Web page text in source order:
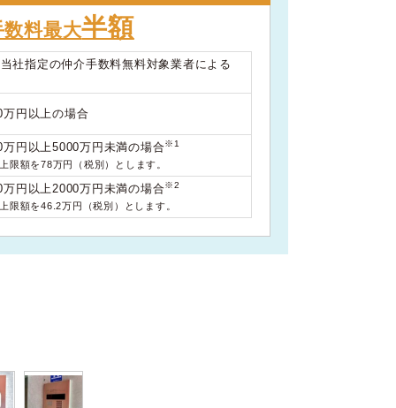
数料最大半額
社指定の仲介手数料無料対象業者による
円以上の場合
円以上5000万円未満の場合※1
限額を78万円（税別）とします。
円以上2000万円未満の場合※2
限額を46.2万円（税別）とします。